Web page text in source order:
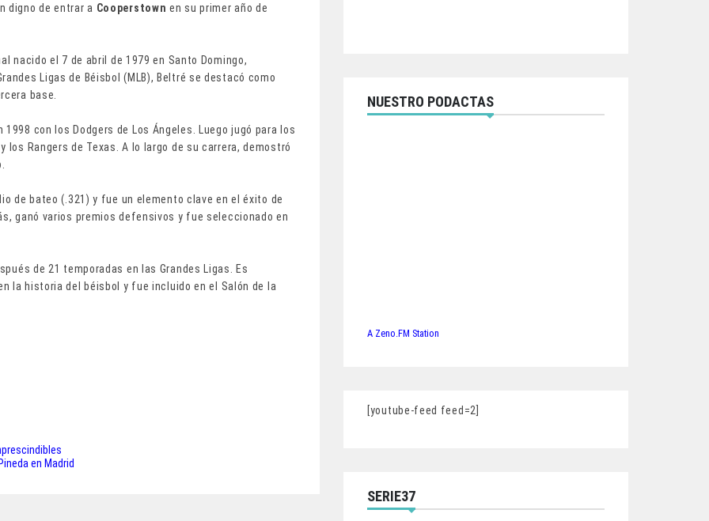
digno de entrar a Cooperstown en su primer año de
nacido el 7 de abril de 1979 en Santo Domingo,
Ligas de Béisbol (MLB), Beltré se destacó como
base.
con los Dodgers de Los Ángeles. Luego jugó para los
los Rangers de Texas. A lo largo de su carrera, demostró
de bateo (.321) y fue un elemento clave en el éxito de
ganó varios premios defensivos y fue seleccionado en
de 21 temporadas en las Grandes Ligas. Es
la historia del béisbol y fue incluido en el Salón de la
en Madrid
NUESTRO PODACTAS
A Zeno.FM Station
[youtube-feed feed=2]
SERIE37